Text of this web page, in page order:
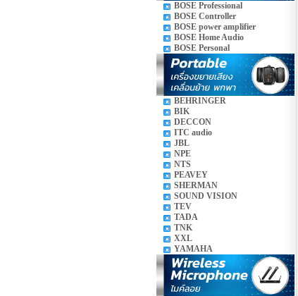
BOSE Professional
BOSE Controller
BOSE power amplifier
BOSE Home Audio
BOSE Personal
BEHRINGER
BIK
DECCON
ITC audio
JBL
NPE
NTS
PEAVEY
SHERMAN
SOUND VISION
TEV
TADA
TNK
XXL
YAMAHA